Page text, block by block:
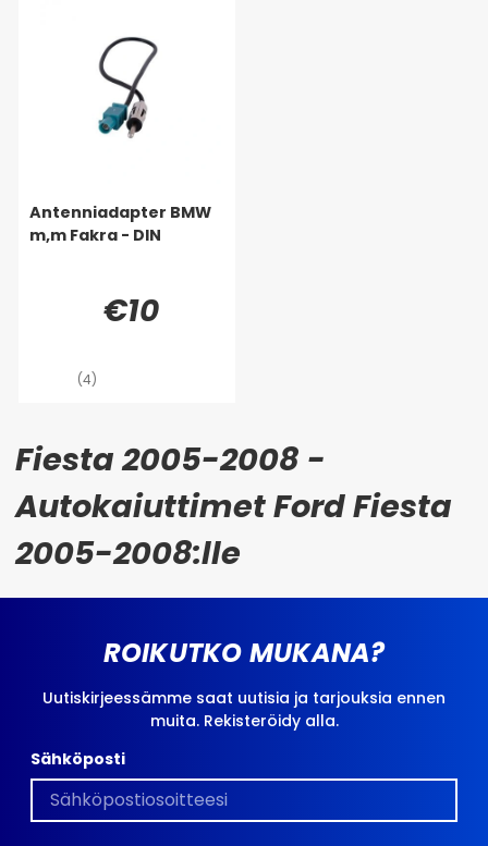
Antenniadapter BMW
m,m Fakra - DIN
€10
(4)
Fiesta 2005-2008 -
Autokaiuttimet Ford Fiesta
2005-2008:lle
ROIKUTKO MUKANA?
Uutiskirjeessämme saat uutisia ja tarjouksia ennen
muita. Rekisteröidy alla.
Sähköposti